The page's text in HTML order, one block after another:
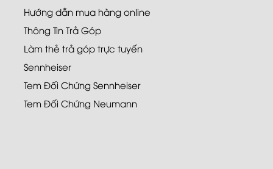
Hướng dẫn mua hàng online
Thông Tin Trả Góp
Làm thẻ trả góp trực tuyến
Sennheiser
Tem Đối Chứng Sennheiser
Tem Đối Chứng Neumann